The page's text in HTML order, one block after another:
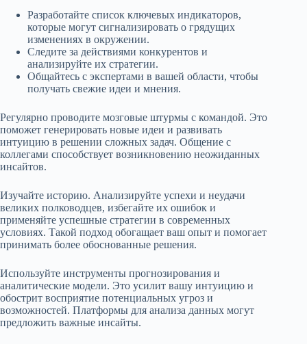
Разработайте список ключевых индикаторов,
которые могут сигнализировать о грядущих
изменениях в окружении.
Следите за действиями конкурентов и
анализируйте их стратегии.
Общайтесь с экспертами в вашей области, чтобы
получать свежие идеи и мнения.
Регулярно проводите мозговые штурмы с командой. Это
поможет генерировать новые идеи и развивать
интуицию в решении сложных задач. Общение с
коллегами способствует возникновению неожиданных
инсайтов.
Изучайте историю. Анализируйте успехи и неудачи
великих полководцев, избегайте их ошибок и
применяйте успешные стратегии в современных
условиях. Такой подход обогащает ваш опыт и помогает
принимать более обоснованные решения.
Используйте инструменты прогнозирования и
аналитические модели. Это усилит вашу интуицию и
обострит восприятие потенциальных угроз и
возможностей. Платформы для анализа данных могут
предложить важные инсайты.